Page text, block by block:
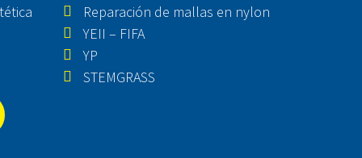
Reparación de mallas en nylon
YEII – FIFA
YP
STEMGRASS